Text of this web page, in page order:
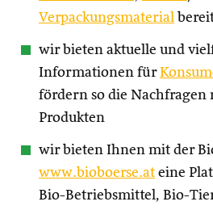
Verpackungsmaterial
wir bieten aktuelle und
Informationen für
fördern so die Nachfragen
Produkten
wir bieten Ihnen mit der
www.bioboerse.at eine
Bio-Betriebsmittel, Bio-